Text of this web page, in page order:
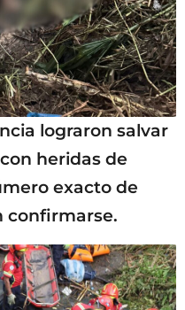
lograron salvar
heridas de
exacto de
confirmarse.